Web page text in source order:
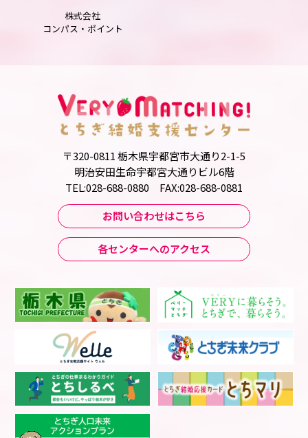
株式会社
コンパス・ポイント
〒320-0811 栃木県宇都宮市大通り2-1-5
明治安田生命宇都宮大通りビル6階
TEL:028-688-0880 FAX:028-688-0881
お問い合わせはこちら
各センターへのアクセス